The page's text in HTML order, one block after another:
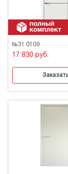
№31 0109
17 830 руб.